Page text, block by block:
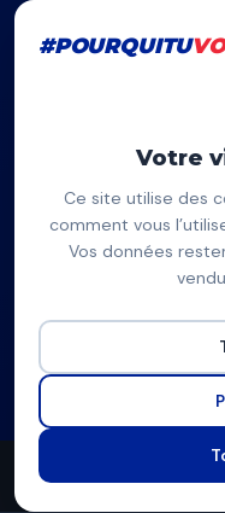
Liste du
0propositions0
#POURQUITU
Votre
Ce site utilise des
comment vous
Vos données